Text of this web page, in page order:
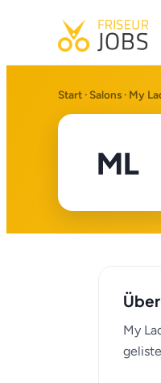
Start · Salons · My
ML
My